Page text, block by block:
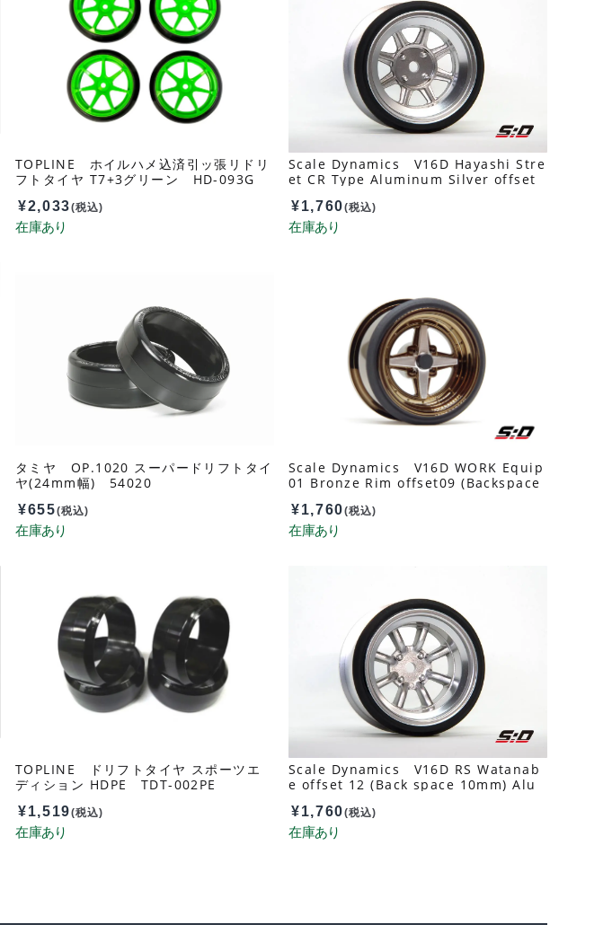
TOPLINE ホイルハメ込済引ッ張リドリ
フトタイヤ T7+3グリーン HD-093G
¥2,033(税込)
Scale Dynamics V16D Hayashi Stre
et CR Type Aluminum Silver offset
¥1,760(税込)
タミヤ OP.1020 スーパードリフトタイ
ヤ(24mm幅) 54020
¥655(税込)
Scale Dynamics V16D WORK Equip
01 Bronze Rim offset09 (Backspace
¥1,760(税込)
TOPLINE ドリフトタイヤ スポーツエ
ディション HDPE TDT-002PE
¥1,519(税込)
Scale Dynamics V16D RS Watanab
e offset 12 (Back space 10mm) Alu
¥1,760(税込)